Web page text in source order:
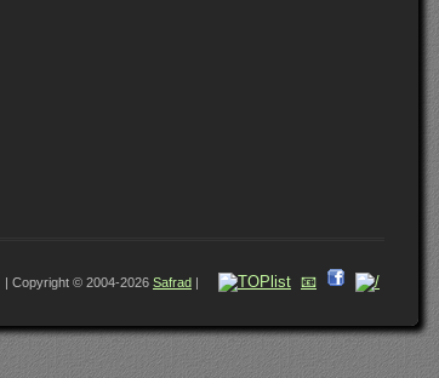
| Copyright © 2004-2026 Safrad | 📧